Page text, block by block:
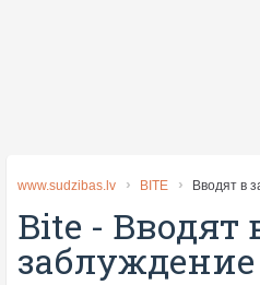
www.sudzibas.lv BITE Вводят в
Bite - Вводят